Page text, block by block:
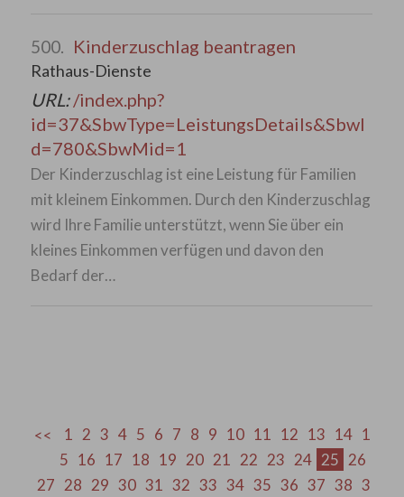
500. Kinderzuschlag beantragen
Rathaus-Dienste
URL:/index.php?
id=37&SbwType=LeistungsDetails&SbwI
d=780&SbwMid=1
Der Kinderzuschlag ist eine Leistung für Familien
mit kleinem Einkommen. Durch den Kinderzuschlag
wird Ihre Familie unterstützt, wenn Sie über ein
kleines Einkommen verfügen und davon den
Bedarf der…
1 2 3 4 5 6 7 8 9 10 11 12 13 14 1
5 16 17 18 19 20 21 22 23 24 25 26
27 28 29 30 31 32 33 34 35 36 37 38 3